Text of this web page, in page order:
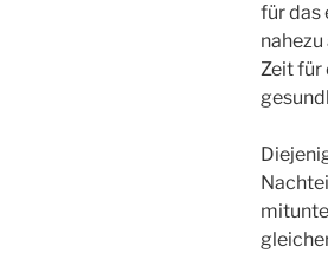
für das
Zeit für